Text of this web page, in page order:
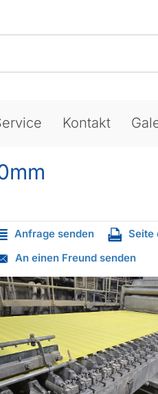
Kontakt
Anfrage senden
Seite
An einen Freund senden